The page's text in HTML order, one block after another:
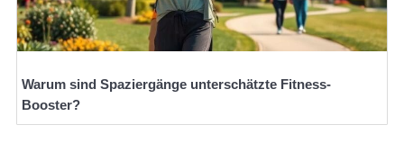
Warum sind Spaziergänge unterschätzte Fitness-
Booster?